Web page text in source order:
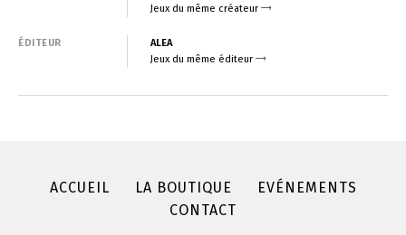
Jeux du même créateur
ÉDITEUR
ALEA
Jeux du même éditeur
ACCUEIL LA BOUTIQUE
EVÉNEMENTS
CONTACT